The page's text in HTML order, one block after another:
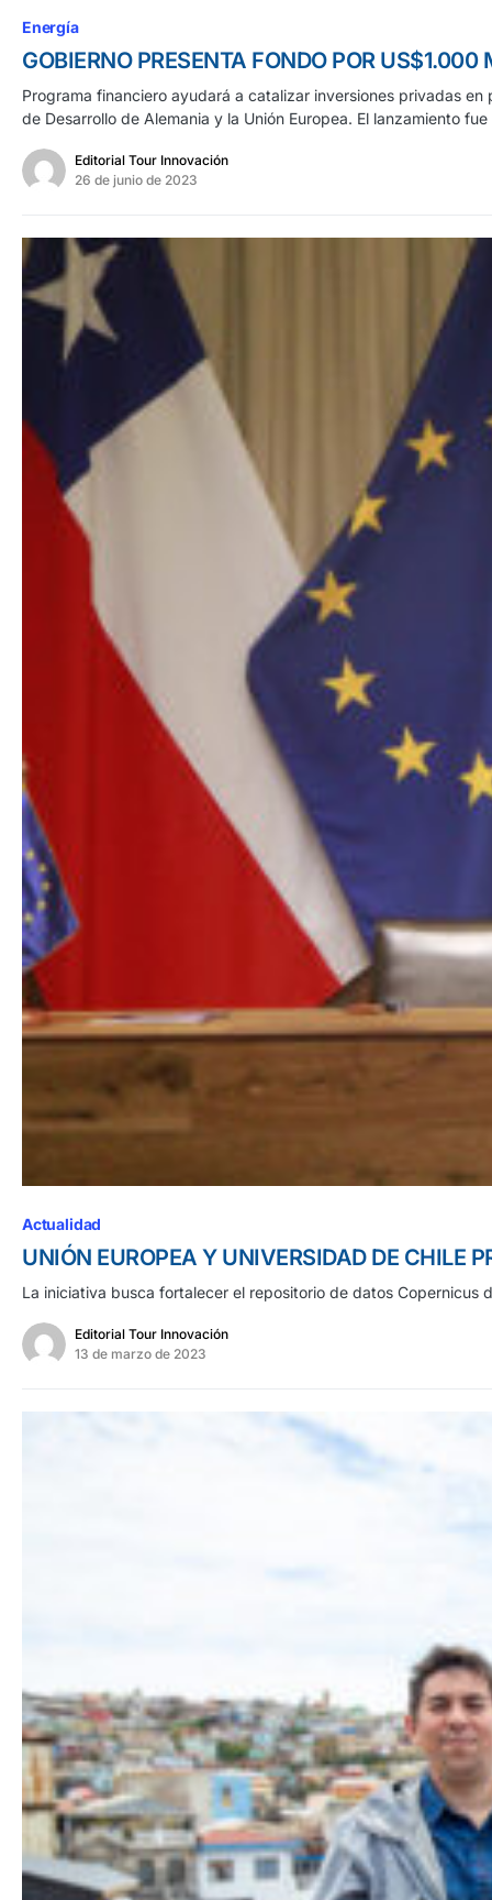
Energía
GOBIERNO PRESENTA FONDO POR US$1.000
Programa financiero ayudará a catalizar inversiones privadas
de Desarrollo de Alemania y la Unión Europea. El lanzamiento
Editorial Tour Innovación
26 de junio de 2023
Actualidad
UNIÓN EUROPEA Y UNIVERSIDAD DE CHILE
La iniciativa busca fortalecer el repositorio de datos
Editorial Tour Innovación
13 de marzo de 2023